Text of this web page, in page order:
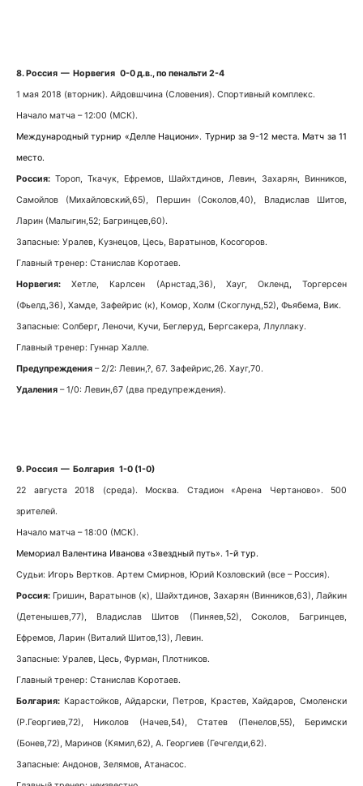
8. Россия — Норвегия 0-0 д.в., по пенальти 2-4
1 мая 2018 (вторник). Айдовшчина (Словения). Спортивный комплекс.
Начало матча – 12:00 (МСК).
Международный турнир «Делле Национи». Турнир за 9-12 места. Матч за 11
место.
Россия: Тороп, Ткачук, Ефремов, Шайхтдинов, Левин, Захарян, Винников,
Самойлов (Михайловский,65), Першин (Соколов,40), Владислав Шитов,
Ларин (Малыгин,52; Багринцев,60).
Запасные: Уралев, Кузнецов, Цесь, Варатынов, Косогоров.
Главный тренер: Станислав Коротаев.
Норвегия: Хетле, Карлсен (Арнстад,36), Хауг, Окленд, Торгерсен
(Фьелд,36), Хамде, Зафейрис (к), Комор, Холм (Скоглунд,52), Фьябема, Вик.
Запасные: Солберг, Леночи, Кучи, Беглеруд, Бергсакера, Ллуллаку.
Главный тренер: Гуннар Халле.
Предупреждения – 2/2: Левин,?, 67. Зафейрис,26. Хауг,70.
Удаления – 1/0: Левин,67 (два предупреждения).
9. Россия — Болгария 1-0 (1-0)
22 августа 2018 (среда). Москва. Стадион «Арена Чертаново». 500
зрителей.
Начало матча – 18:00 (МСК).
Мемориал Валентина Иванова «Звездный путь». 1-й тур.
Судьи: Игорь Вертков. Артем Смирнов, Юрий Козловский (все – Россия).
Россия: Гришин, Варатынов (к), Шайхтдинов, Захарян (Винников,63), Лайкин
(Детенышев,77), Владислав Шитов (Пиняев,52), Соколов, Багринцев,
Ефремов, Ларин (Виталий Шитов,13), Левин.
Запасные: Уралев, Цесь, Фурман, Плотников.
Главный тренер: Станислав Коротаев.
Болгария: Карастойков, Айдарски, Петров, Крастев, Хайдаров, Смоленски
(Р.Георгиев,72), Николов (Начев,54), Статев (Пенелов,55), Беримски
(Бонев,72), Маринов (Кямил,62), А. Георгиев (Гечгелди,62).
Запасные: Андонов, Зелямов, Атанасос.